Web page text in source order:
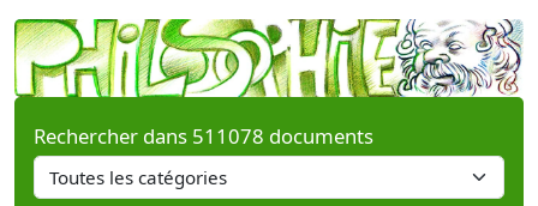
Rechercher dans 511078 documents